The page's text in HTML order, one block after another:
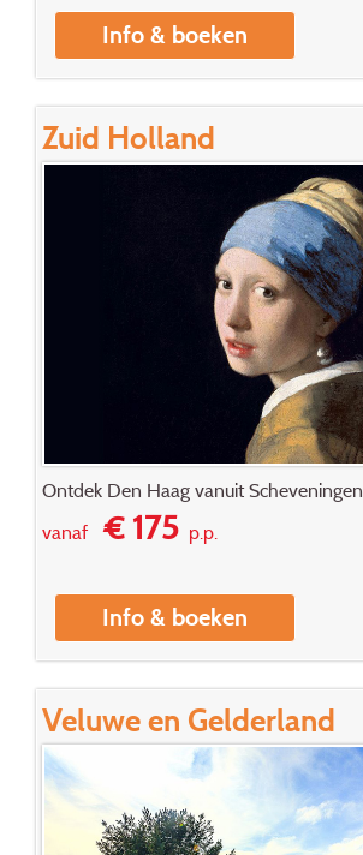
Info & boeken
Zuid Holland
Ontdek Den Haag vanuit Scheveningen
vanaf€ 175p.p.
Info & boeken
Veluwe en Gelderland